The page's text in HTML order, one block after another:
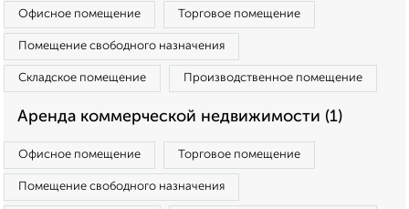
Офисное помещение Торговое помещение
Помещение свободного назначения
Складское помещение Производственное помещение
Аренда коммерческой недвижимости (1)
Офисное помещение Торговое помещение
Помещение свободного назначения